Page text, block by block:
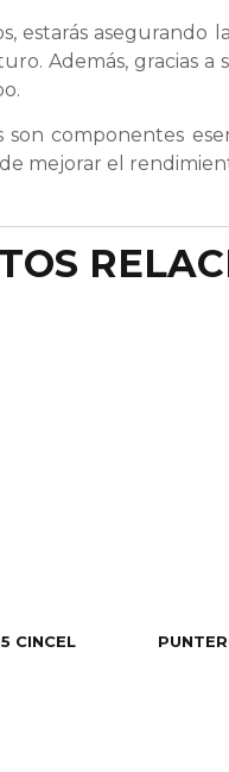
estarás
Además, gracias
son componentes
mejorar el
CINCEL